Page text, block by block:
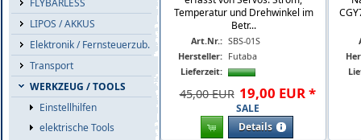
FLYBARLESS
LIPOS / AKKUS
Elektronik / Fernsteuerzub.
Transport
WERKZEUG / TOOLS
Einstellhilfen
elektrische Tools
Temperatur und Drehwinkel im
Betr...
Art.Nr.: SBS-01S
Hersteller: Futaba
Lieferzeit:
45,00 EUR 19,00 EUR*
SALE
Details